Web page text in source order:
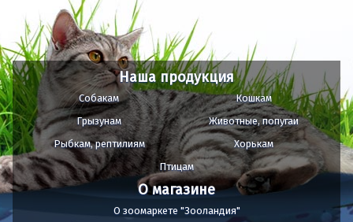
Наша продукция
Собакам
Кошкам
Грызунам
Животные, попугаи
Рыбкам, рептилиям
Хорькам
Птицам
О магазине
О зоомаркете "Зооландия"